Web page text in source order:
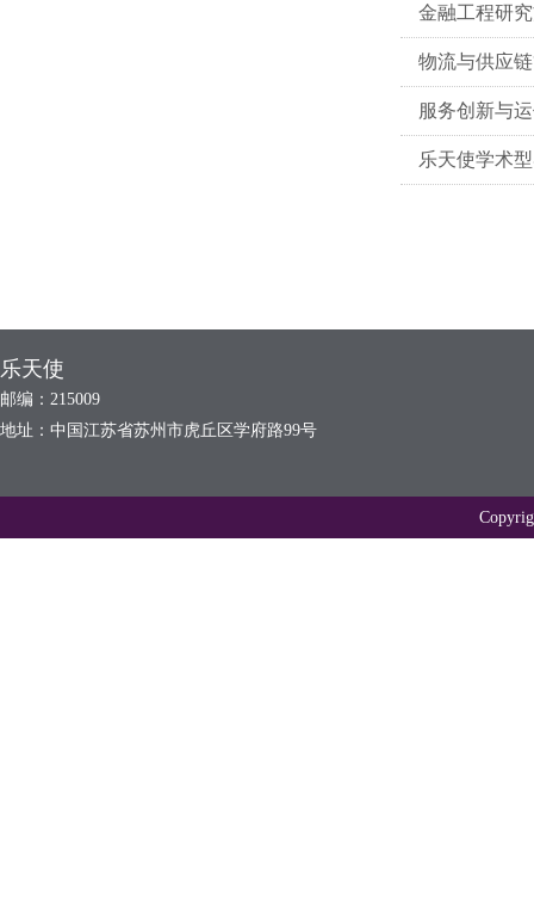
金融工程研
物流与供应
服务创新与
乐天使学术
乐天使
邮编：215009
地址：中国江苏省苏州市虎丘区学府路99号